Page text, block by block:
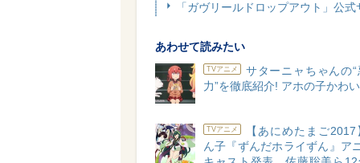
「ガヴリールドロップアウト」公式
あわせて読みたい
TVアニメ
サターニャちゃんの
力”を徹底紹介! アホの子かわ
TVアニメ
【あにめたまご
ん子『ずんだホライずん』ア